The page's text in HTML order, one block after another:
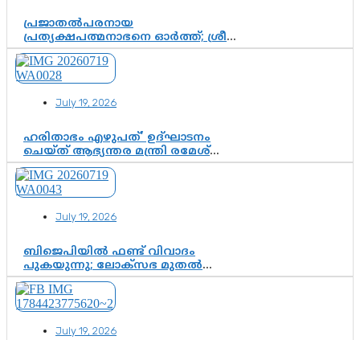
പ്രജാതൽപരനായ
പ്രത്യക്ഷപത്മനാഭനെ ഓർത്ത്; ശ്രീ
ചിത്തിര തിരുനാൾ മഹാരാജാവിന്റെ
35-ാം നാടുനീങ്ങൽ ദിനം ഇന്ന്
July 19, 2026
ഹരിതാഭം എഴുപത്’ ഉദ്ഘാടനം
ചെയ്ത് ആഭ്യന്തര മന്ത്രി രമേശ്
ചെന്നിത്തല; ആർ. ഹരികുമാറിന്റെ
സപ്തതി ആഘോഷങ്ങൾക്ക്
പ്രൗഢമായ തുടക്കം
July 19, 2026
ബിജെപിയിൽ ഫണ്ട് വിവാദം
പുകയുന്നു; ലോക്സഭ മുതൽ
നിയമസഭ വരെ 140 മണ്ഡലങ്ങളിലെ
ഫണ്ട് വിനിയോഗം
പരിശോധിക്കുമോ? കേന്ദ്രത്തിനും
ഘടകത്തോട് അതൃപ്തി
July 19, 2026